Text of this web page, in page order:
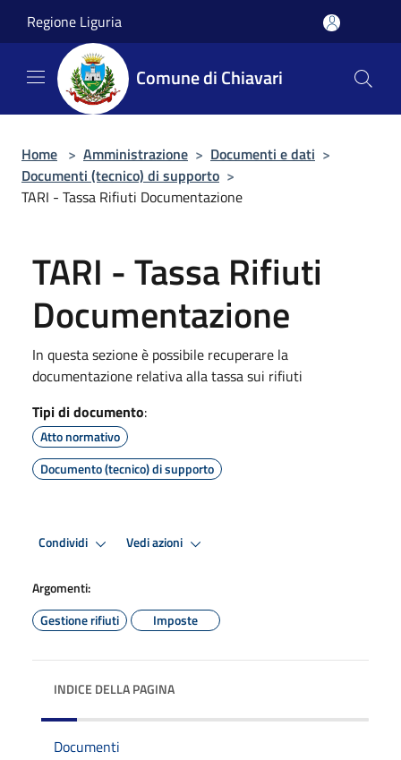
Regione Liguria
Comune di Chiavari
Home > Amministrazione > Documenti e dati >
Documenti (tecnico) di supporto >
TARI - Tassa Rifiuti Documentazione
TARI - Tassa Rifiuti
Documentazione
In questa sezione è possibile recuperare la
documentazione relativa alla tassa sui rifiuti
Tipi di documento:
Atto normativo
Documento (tecnico) di supporto
Condividi Vedi azioni
Argomenti:
Gestione rifiuti
Imposte
INDICE DELLA PAGINA
Documenti